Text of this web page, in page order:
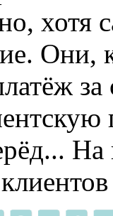
хотя
Они,
за